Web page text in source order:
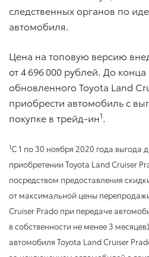
следственных органов по
автомобиля.
Цена на топовую версию
от 4 696 000 рублей. До
обновленного Toyota Land
приобрести автомобиль с
покупке в трейд-ин1.
1C 1 по 30 ноября 2020 года выгода
приобретении Toyota Land Cruiser
посредством предоставления
от максимальной цены
Cruiser Prado при передаче
в собственности не менее 3
автомобиля Toyota Land Cruiser